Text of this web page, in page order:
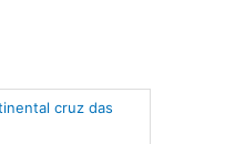
cruz das